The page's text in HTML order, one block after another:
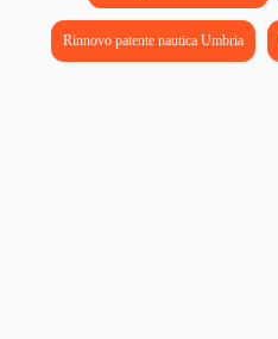
Rinnovo patente nautica Umbria